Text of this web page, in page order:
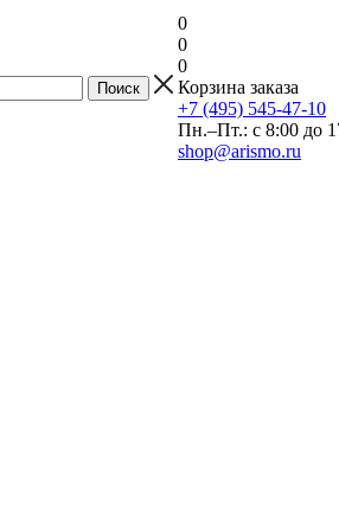
0
0
0
Корзина заказа
+7 (495) 545-47-10
Пн.–Пт.: с 8:00 до
shop@arismo.ru